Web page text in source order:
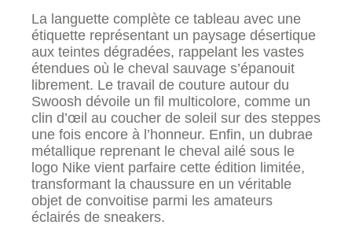
La languette complète ce tableau avec une
étiquette représentant un paysage désertique
aux teintes dégradées, rappelant les vastes
étendues où le cheval sauvage s’épanouit
librement. Le travail de couture autour du
Swoosh dévoile un fil multicolore, comme un
clin d’œil au coucher de soleil sur des steppes
une fois encore à l’honneur. Enfin, un dubrae
métallique reprenant le cheval ailé sous le
logo Nike vient parfaire cette édition limitée,
transformant la chaussure en un véritable
objet de convoitise parmi les amateurs
éclairés de sneakers.